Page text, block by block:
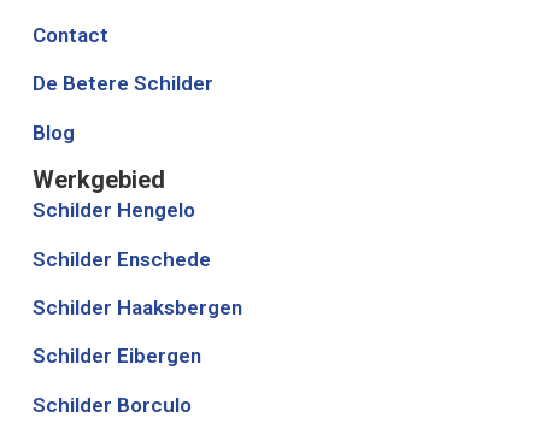
Werkgebied
Schilder Hengelo
Schilder Enschede
Schilder Haaksbergen
Schilder Eibergen
Schilder Borculo
Contact
De Betere Schilder
Blog